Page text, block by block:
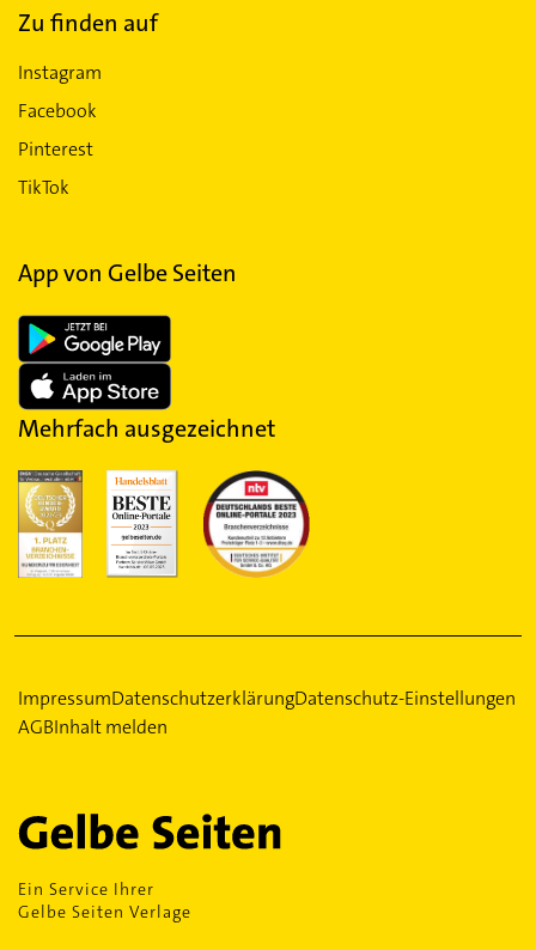
Zu finden auf
Instagram
Facebook
Pinterest
TikTok
App von Gelbe Seiten
Mehrfach ausgezeichnet
ImpressumDatenschutzerklärungDatenschutz-Einstellungen
AGBInhalt melden
Ein Service Ihrer
Gelbe Seiten Verlage